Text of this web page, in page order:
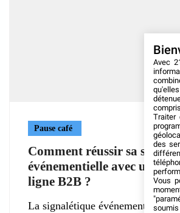
Pause café
Comment réussir sa
événementielle avec une
ligne B2B ?
La signalétique événementielle
Avec
Traiter
des
Vous
soumis